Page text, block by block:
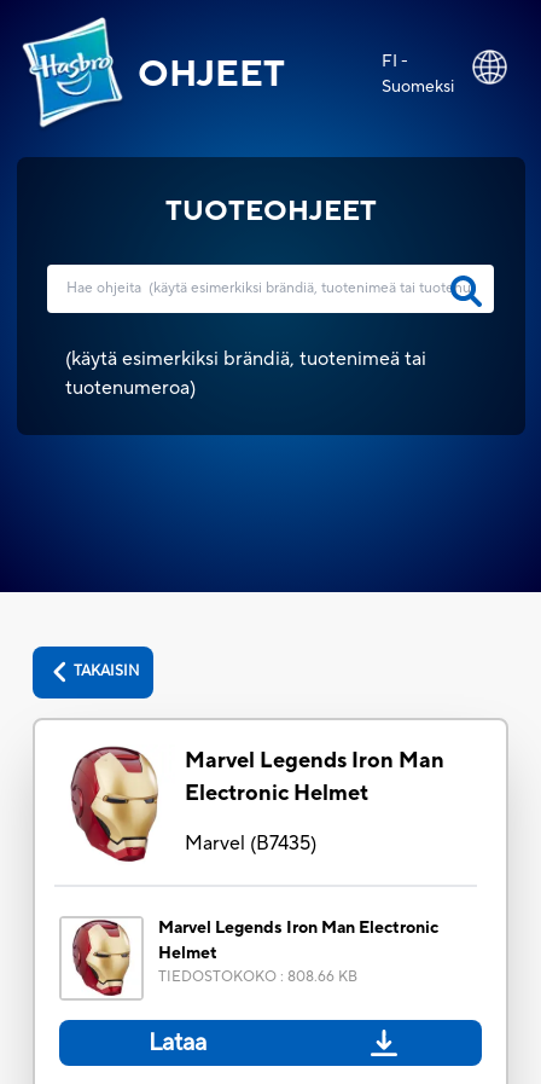
OHJEET
FI -
Suomeksi
TUOTEOHJEET
(käytä esimerkiksi brändiä, tuotenimeä tai
tuotenumeroa)
TAKAISIN
Marvel Legends Iron Man
Electronic Helmet
Marvel (B7435)
Marvel Legends Iron Man Electronic
Helmet
TIEDOSTOKOKO: 808.66 KB
Lataa